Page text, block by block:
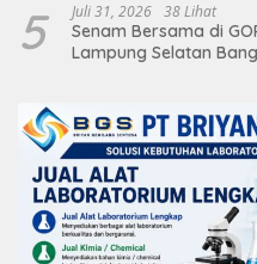
5 Juli 31, 2026 38 Lihat
Senam Bersama di
Lampung Selatan